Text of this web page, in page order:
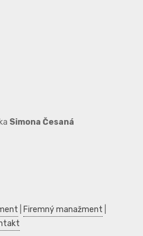
Simona Česaná
Firemný manažment